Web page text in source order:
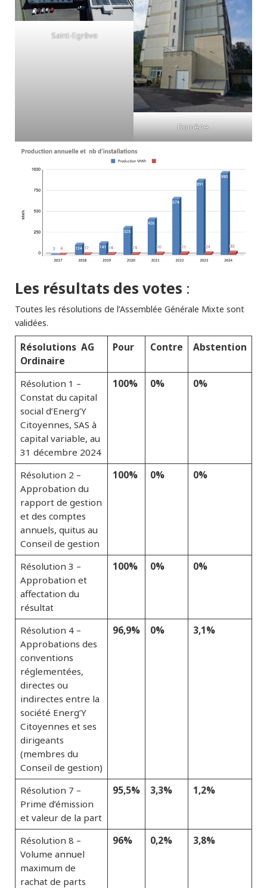
Saint-Egrève
Domène
Les résultats des votes :
Toutes les résolutions de l’Assemblée Générale Mixte sont
validées.
Résolutions AG
Ordinaire
Pour Contre Abstention
Résolution 1 –
Constat du capital
social d’Energ’Y
Citoyennes, SAS à
capital variable, au
31 décembre 2024
100% 0% 0%
Résolution 2 –
Approbation du
rapport de gestion
et des comptes
annuels, quitus au
Conseil de gestion
100% 0% 0%
Résolution 3 –
Approbation et
affectation du
résultat
100% 0% 0%
Résolution 4 –
Approbations des
conventions
réglementées,
directes ou
indirectes entre la
société Energ’Y
Citoyennes et ses
dirigeants
(membres du
Conseil de gestion)
96,9% 0% 3,1%
Résolution 7 –
Prime d’émission
et valeur de la part
95,5% 3,3% 1,2%
Résolution 8 –
Volume annuel
maximum de
rachat de parts
96% 0,2% 3,8%